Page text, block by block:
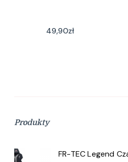
49,90zł
Produkty
FR-TEC Legend